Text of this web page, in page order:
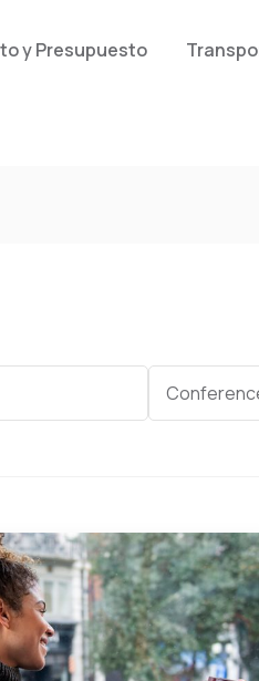
y Presupuesto
Category